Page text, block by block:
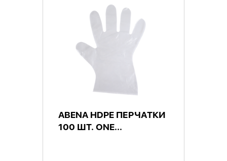
ABENA HDPE ПЕРЧАТКИ
100 ШТ. ОNE...